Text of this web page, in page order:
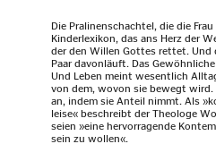
Die Pralinenschachtel, die die
Kinderlexikon, das ans Herz der
der den Willen Gottes rettet. Und
Paar davonläuft. Das
Und Leben meint wesentlich
von dem, wovon sie bewegt wird.
an, indem sie Anteil nimmt. Als
leise« beschreibt der Theologe
seien »eine hervorragende
sein zu wollen«.